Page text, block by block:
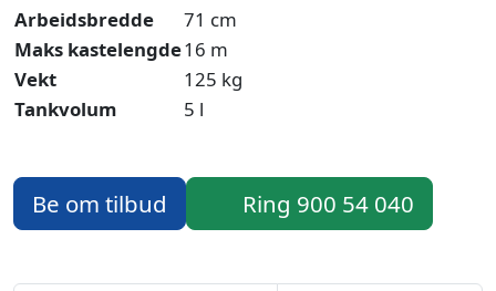
Arbeidsbredde
71 cm
Maks kastelengde16 m
Vekt
125 kg
Tankvolum
5 l
Be om tilbud Ring 900 54 040